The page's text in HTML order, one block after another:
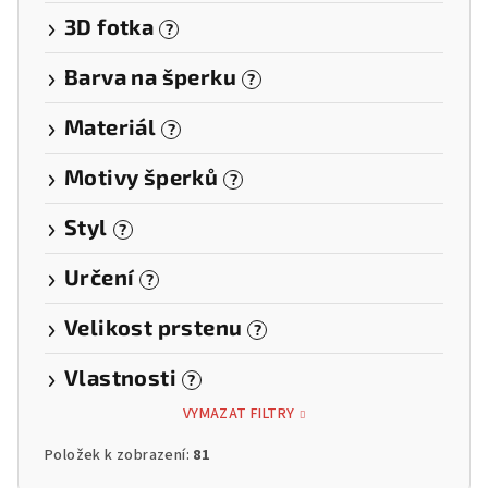
3D fotka ?
Barva na šperku ?
Materiál ?
Motivy šperků ?
Styl ?
Určení ?
Velikost prstenu ?
Vlastnosti ?
VYMAZAT FILTRY
Položek k zobrazení: 81